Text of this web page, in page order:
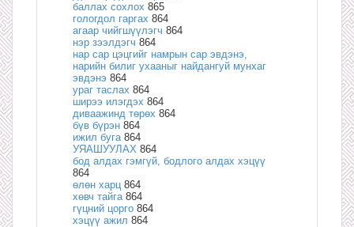
баллах сохлох 865
гологдол гаргах 864
агаар чийгшүүлэгч 864
нэр зээлдэгч 864
нар сар цэцгийг намрын сар эвдэнэ,
нарийн билиг ухааныг найдангуй мунхаг
эвдэнэ 864
ураг таслах 864
ширээ илэгдэх 864
диваажинд төрөх 864
бүв бүрэн 864
ижил буга 864
УЯАШУУЛАХ 864
бод алдах гэмгүй, бодлого алдах хэцүү
864
өлөн харц 864
хөвч тайга 864
гүцний цорго 864
хэцүү ажил 864